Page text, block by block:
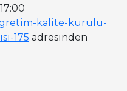
kalite-kurulu-
175 adresinden